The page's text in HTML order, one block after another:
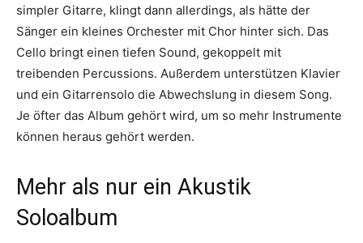
simpler Gitarre, klingt dann allerdings, als hätte der
Sänger ein kleines Orchester mit Chor hinter sich. Das
Cello bringt einen tiefen Sound, gekoppelt mit
treibenden Percussions. Außerdem unterstützen Klavier
und ein Gitarrensolo die Abwechslung in diesem Song.
Je öfter das Album gehört wird, um so mehr Instrumente
können heraus gehört werden.
Mehr als nur ein Akustik
Soloalbum